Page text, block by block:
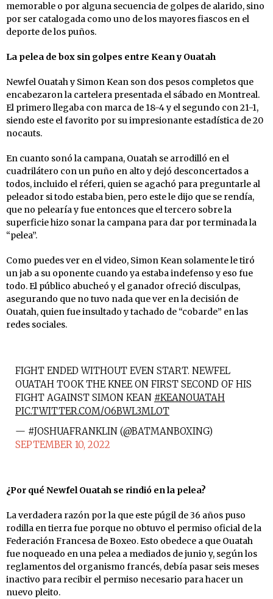
memorable o por alguna secuencia de golpes de alarido, sino
por ser catalogada como uno de los mayores fiascos en el
deporte de los puños.
La pelea de box sin golpes entre Kean y Ouatah
Newfel Ouatah y Simon Kean son dos pesos completos que
encabezaron la cartelera presentada el sábado en Montreal.
El primero llegaba con marca de 18-4 y el segundo con 21-1,
siendo este el favorito por su impresionante estadística de 20
nocauts.
En cuanto sonó la campana, Ouatah se arrodilló en el
cuadrilátero con un puño en alto y dejó desconcertados a
todos, incluido el réferi, quien se agachó para preguntarle al
peleador si todo estaba bien, pero este le dijo que se rendía,
que no pelearía y fue entonces que el tercero sobre la
superficie hizo sonar la campana para dar por terminada la
“pelea”.
Como puedes ver en el video, Simon Kean solamente le tiró
un jab a su oponente cuando ya estaba indefenso y eso fue
todo. El público abucheó y el ganador ofreció disculpas,
asegurando que no tuvo nada que ver en la decisión de
Ouatah, quien fue insultado y tachado de “cobarde” en las
redes sociales.
FIGHT ENDED WITHOUT EVEN START. NEWFEL
OUATAH TOOK THE KNEE ON FIRST SECOND OF HIS
FIGHT AGAINST SIMON KEAN #KEANOUATAH
PIC.TWITTER.COM/O6BWL3MLOT
— #JOSHUAFRANKLIN (@BATMANBOXING)
SEPTEMBER 10, 2022
¿Por qué Newfel Ouatah se rindió en la pelea?
La verdadera razón por la que este púgil de 36 años puso
rodilla en tierra fue porque no obtuvo el permiso oficial de la
Federación Francesa de Boxeo. Esto obedece a que Ouatah
fue noqueado en una pelea a mediados de junio y, según los
reglamentos del organismo francés, debía pasar seis meses
inactivo para recibir el permiso necesario para hacer un
nuevo pleito.